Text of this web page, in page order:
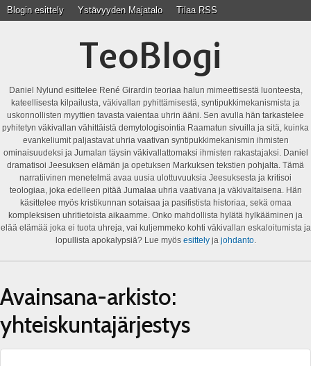
Blogin esittely Ystävyyden Majatalo Tilaa RSS
TeoBlogi
Daniel Nylund esittelee René Girardin teoriaa halun mimeettisestä luonteesta,
kateellisesta kilpailusta, väkivallan pyhittämisestä, syntipukkimekanismista ja
uskonnollisten myyttien tavasta vaientaa uhrin ääni. Sen avulla hän tarkastelee
pyhitetyn väkivallan vähittäistä demytologisointia Raamatun sivuilla ja sitä, kuinka
evankeliumit paljastavat uhria vaativan syntipukkimekanismin ihmisten
ominaisuudeksi ja Jumalan täysin väkivallattomaksi ihmisten rakastajaksi. Daniel
dramatisoi Jeesuksen elämän ja opetuksen Markuksen tekstien pohjalta. Tämä
narratiivinen menetelmä avaa uusia ulottuvuuksia Jeesuksesta ja kritisoi
teologiaa, joka edelleen pitää Jumalaa uhria vaativana ja väkivaltaisena. Hän
käsittelee myös kristikunnan sotaisaa ja pasifistista historiaa, sekä omaa
kompleksisen uhritietoista aikaamme. Onko mahdollista hylätä hylkääminen ja
elää elämää joka ei tuota uhreja, vai kuljemmeko kohti väkivallan eskaloitumista ja
lopullista apokalypsiä? Lue myös esittelyja johdanto.
Avainsana-arkisto:
yhteiskuntajärjestys